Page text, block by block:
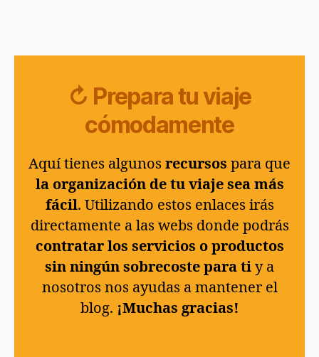
↻ Prepara tu viaje
cómodamente
Aquí tienes algunos recursos para que
la organización de tu viaje sea más
fácil. Utilizando estos enlaces irás
directamente a las webs donde podrás
contratar los servicios o productos
sin ningún sobrecoste para ti y a
nosotros nos ayudas a mantener el
blog. ¡Muchas gracias!